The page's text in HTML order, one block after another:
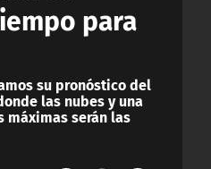
para
su pronóstico del
las nubes y una
máximas serán las